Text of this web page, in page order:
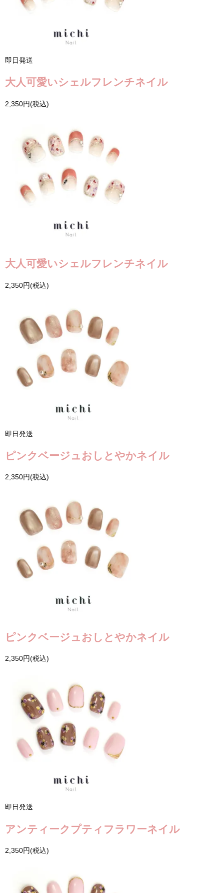
即日発送
大人可愛いシェルフレンチネイル
2,350円(税込)
大人可愛いシェルフレンチネイル
2,350円(税込)
即日発送
ピンクベージュおしとやかネイル
2,350円(税込)
ピンクベージュおしとやかネイル
2,350円(税込)
即日発送
アンティークプティフラワーネイル
2,350円(税込)